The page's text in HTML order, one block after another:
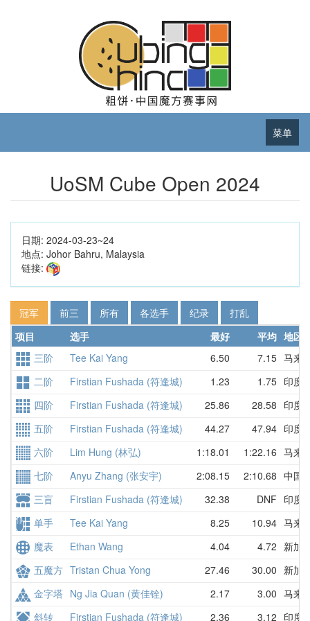
菜单
UoSM Cube Open 2024
日期: 2024-03-23~24
地点: Johor Bahru, Malaysia
链接:
冠军 前三 所有 各选手 纪录
打乱
项目
选手 最好 平均 地区
三阶
Tee Kai Yang 6.50 7.15 马来
二阶
Firstian Fushada (符逢城) 1.23 1.75 印度
四阶
Firstian Fushada (符逢城) 25.86 28.58 印度
五阶
Firstian Fushada (符逢城) 44.27 47.94 印度
六阶
Lim Hung (林弘) 1:18.01 1:22.16 马来
七阶
Anyu Zhang (张安宇) 2:08.15 2:10.68 中国
三盲
Firstian Fushada (符逢城) 32.38 DNF 印度
单手
Tee Kai Yang 8.25 10.94 马来
魔表
Ethan Wang 4.04 4.72 新加
五魔方 Tristan Chua Yong 27.46 30.00 新加
金字塔 Ng Jia Quan (黄佳铨) 2.17 3.00 马来
斜转
Firstian Fushada (符逢城) 2.36 3.12 印度